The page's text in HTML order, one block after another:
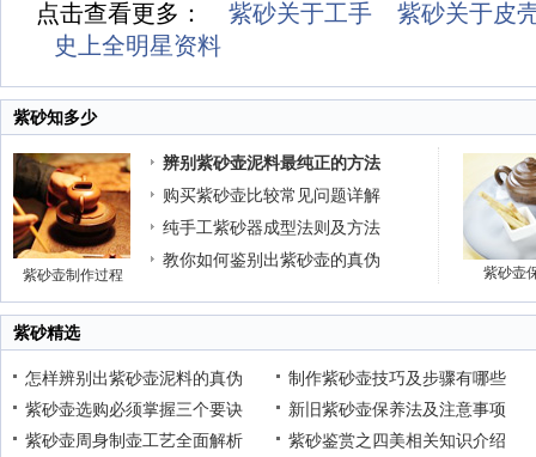
点击查看更多： 紫砂关于工手
紫砂关于皮
史上全明星资料
紫砂知多少
紫砂壶制作过程
辨别紫砂壶泥料最纯正的方法
购买紫砂壶比较常见问题详解
纯手工紫砂器成型法则及方法
教你如何鉴别出紫砂壶的真伪
紫砂壶
紫砂精选
怎样辨别出紫砂壶泥料的真伪
紫砂壶选购必须掌握三个要诀
紫砂壶周身制壶工艺全面解析
制作紫砂壶技巧及步骤有哪些
新旧紫砂壶保养法及注意事项
紫砂鉴赏之四美相关知识介绍